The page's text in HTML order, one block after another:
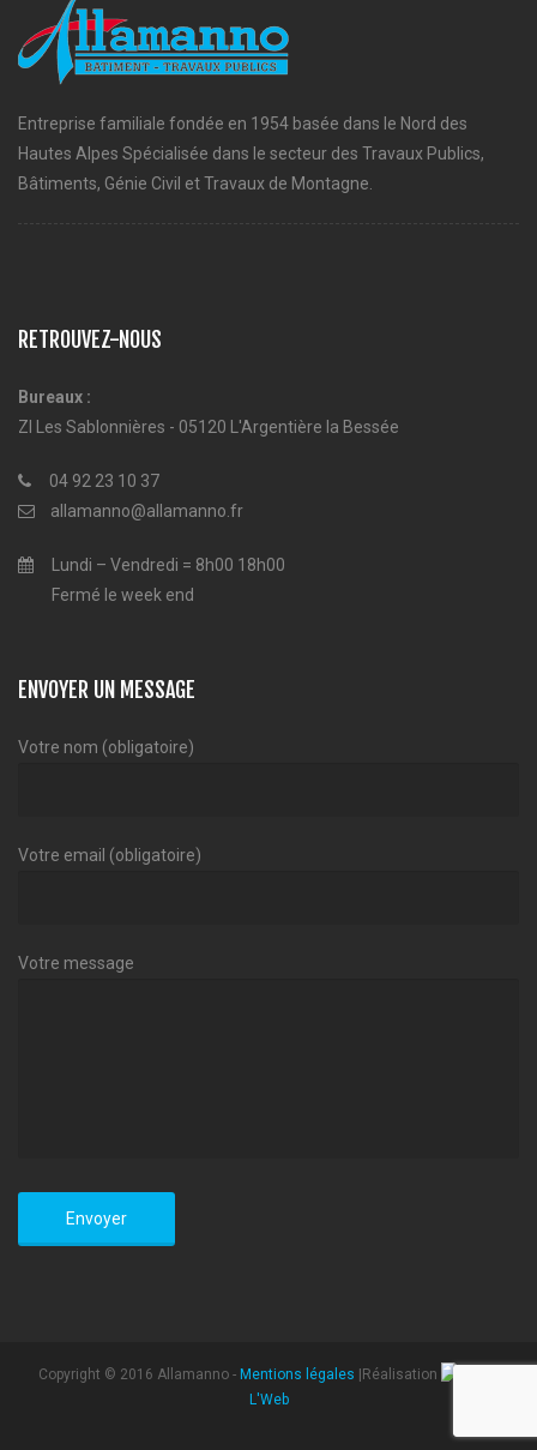
Entreprise familiale fondée en 1954 basée dans le Nord des
Hautes Alpes Spécialisée dans le secteur des Travaux Publics,
Bâtiments, Génie Civil et Travaux de Montagne.
RETROUVEZ-NOUS
Bureaux :
ZI Les Sablonnières - 05120 L'Argentière la Bessée
04 92 23 10 37
allamanno@allamanno.fr
Lundi – Vendredi = 8h00 18h00
Fermé le week end
ENVOYER UN MESSAGE
Votre nom (obligatoire)
Votre email (obligatoire)
Votre message
Copyright © 2016 Allamanno - Mentions légales |Réalisation
L'Web